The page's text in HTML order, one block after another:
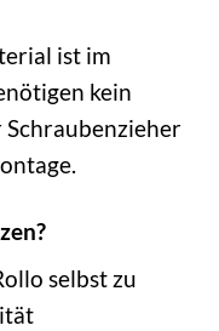
ist im
kein
Schraubenzieher
selbst zu